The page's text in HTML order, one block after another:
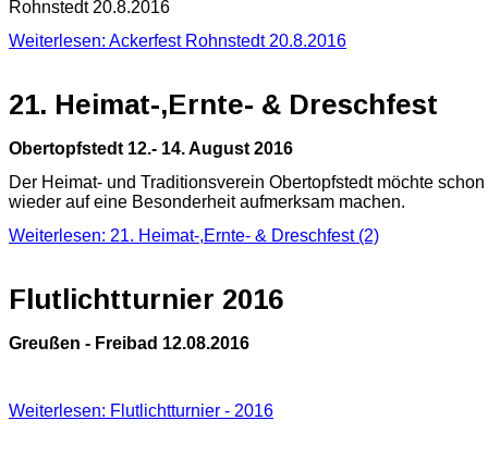
Rohnstedt 20.8.2016
Weiterlesen: Ackerfest Rohnstedt 20.8.2016
21. Heimat-,Ernte- & Dreschfest
Obertopfstedt 12.- 14. August 2016
Der Heimat- und Traditionsverein Obertopfstedt möchte schon
wieder auf eine Besonderheit aufmerksam machen.
Weiterlesen: 21. Heimat-,Ernte- & Dreschfest (2)
Flutlichtturnier 2016
Greußen - Freibad 12.08.2016
Weiterlesen: Flutlichtturnier - 2016